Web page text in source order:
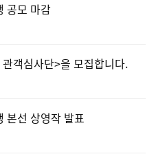
공모 마감
객심사단>을 모집합니다.
본선 상영작 발표